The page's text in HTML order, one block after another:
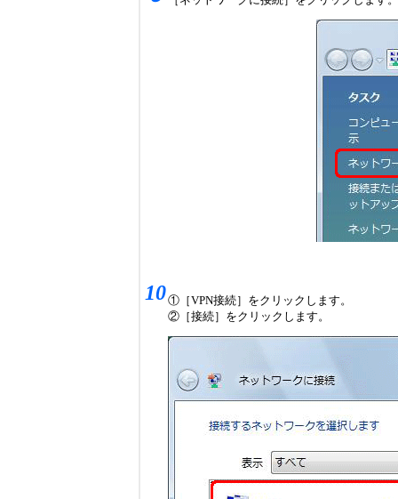
10①［VPN接続］をクリックします。
②［接続］をクリックします。